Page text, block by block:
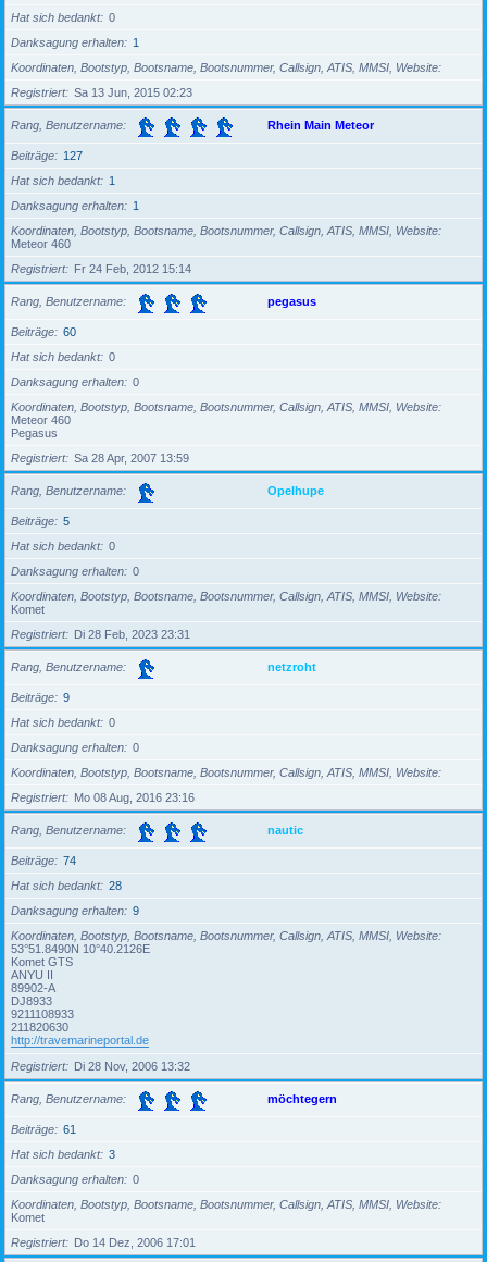
Hat sich bedankt
0
Danksagung erhalten
1
Koordinaten, Bootstyp, Bootsname, Bootsnummer, Callsign, ATIS, MMSI, Website
Registriert
Sa 13 Jun, 2015 02:23
Rang, Benutzername Rhein Main Meteor
Beiträge
127
Hat sich bedankt
1
Danksagung erhalten
1
Koordinaten, Bootstyp, Bootsname, Bootsnummer, Callsign, ATIS, MMSI, Website
Meteor 460
Registriert
Fr 24 Feb, 2012 15:14
Rang, Benutzername pegasus
Beiträge
60
Hat sich bedankt
0
Danksagung erhalten
0
Koordinaten, Bootstyp, Bootsname, Bootsnummer, Callsign, ATIS, MMSI, Website
Meteor 460
Pegasus
Registriert
Sa 28 Apr, 2007 13:59
Rang, Benutzername Opelhupe
Beiträge
5
Hat sich bedankt
0
Danksagung erhalten
0
Koordinaten, Bootstyp, Bootsname, Bootsnummer, Callsign, ATIS, MMSI, Website
Komet
Registriert
Di 28 Feb, 2023 23:31
Rang, Benutzername netzroht
Beiträge
9
Hat sich bedankt
0
Danksagung erhalten
0
Koordinaten, Bootstyp, Bootsname, Bootsnummer, Callsign, ATIS, MMSI, Website
Registriert
Mo 08 Aug, 2016 23:16
Rang, Benutzername nautic
Beiträge
74
Hat sich bedankt
28
Danksagung erhalten
9
Koordinaten, Bootstyp, Bootsname, Bootsnummer, Callsign, ATIS, MMSI, Website
53°51.8490N 10°40.2126E
Komet GTS
ANYU II
89902-A
DJ8933
9211108933
211820630
http://travemarineportal.de
Registriert
Di 28 Nov, 2006 13:32
Rang, Benutzername möchtegern
Beiträge
61
Hat sich bedankt
3
Danksagung erhalten
0
Koordinaten, Bootstyp, Bootsname, Bootsnummer, Callsign, ATIS, MMSI, Website
Komet
Registriert
Do 14 Dez, 2006 17:01